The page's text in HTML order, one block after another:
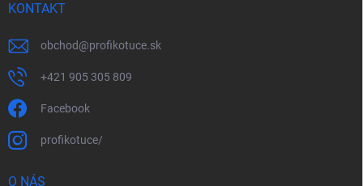
KONTAKT
obchod@profikotuce.sk
+421 905 305 809
Facebook
profikotuce/
O NÁS